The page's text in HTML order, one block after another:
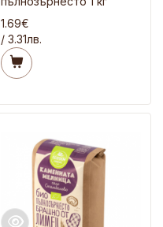
1.69€
/ 3.31лв.